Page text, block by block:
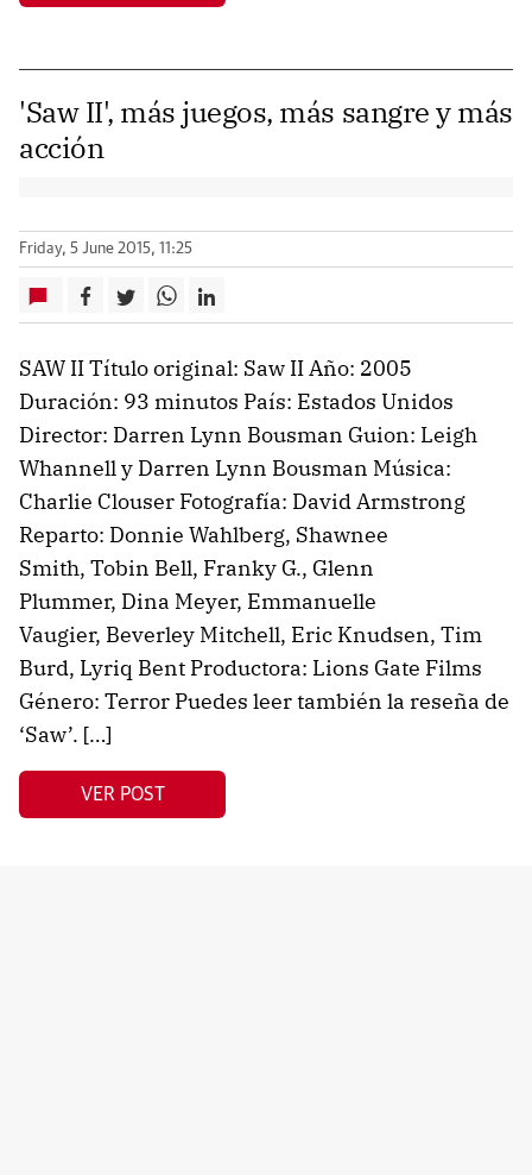
'Saw II', más juegos, más sangre y más
acción
Friday, 5 June 2015, 11:25
SAW II Título original: Saw II Año: 2005
Duración: 93 minutos País: Estados Unidos
Director: Darren Lynn Bousman Guion: Leigh
Whannell y Darren Lynn Bousman Música:
Charlie Clouser Fotografía: David Armstrong
Reparto: Donnie Wahlberg, Shawnee
Smith, Tobin Bell, Franky G., Glenn
Plummer, Dina Meyer, Emmanuelle
Vaugier, Beverley Mitchell, Eric Knudsen, Tim
Burd, Lyriq Bent Productora: Lions Gate Films
Género: Terror Puedes leer también la reseña de
‘Saw’. […]
VER POST